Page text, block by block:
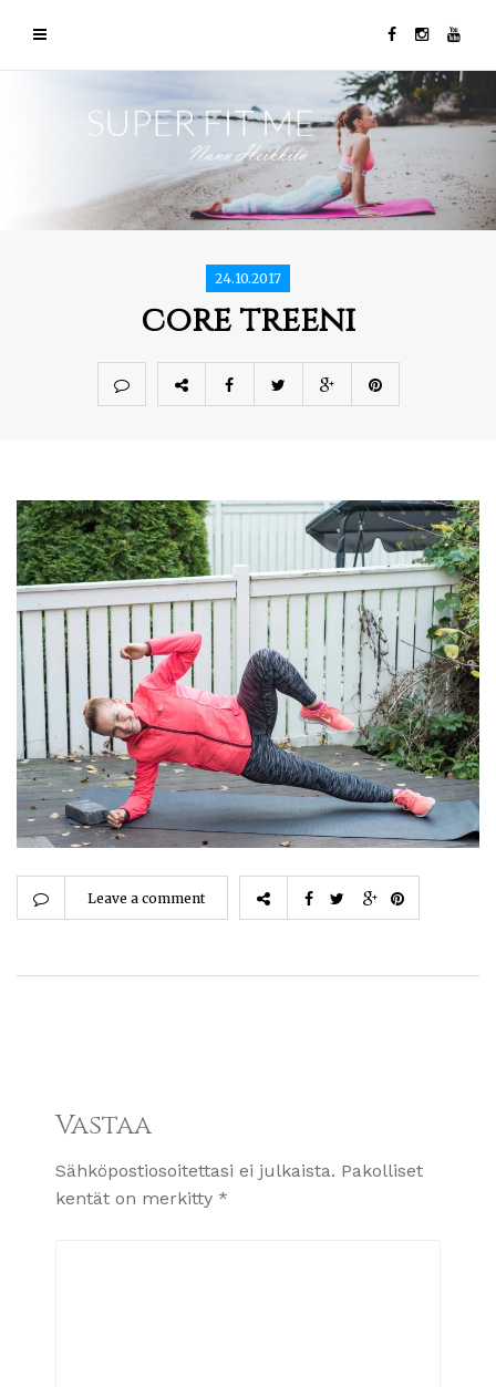
24.10.2017
core treeni
Leave a comment
Vastaa
Sähköpostiosoitettasi ei julkaista. Pakolliset
kentät on merkitty *